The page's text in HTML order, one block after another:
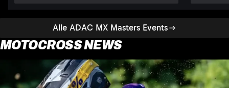
Alle ADAC MX Masters Events
MOTOCROSS NEWS